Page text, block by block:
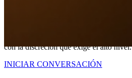
con la discreción que exige el alto nivel.
INICIAR CONVERSACIÓN